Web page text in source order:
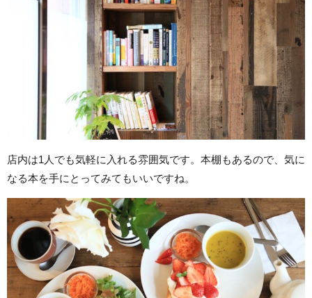
店内は1人でも気軽に入れる雰囲気です。本棚もあるので、気に
なる本を手にとってみてもいいですね。